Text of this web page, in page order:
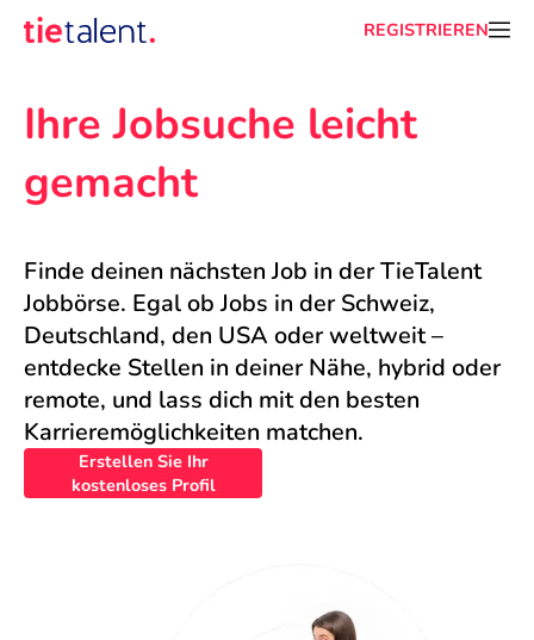
REGISTRIEREN
Ihre Jobsuche leicht
gemacht
Finde deinen nächsten Job in der TieTalent
Jobbörse. Egal ob Jobs in der Schweiz,
Deutschland, den USA oder weltweit –
entdecke Stellen in deiner Nähe, hybrid oder
remote, und lass dich mit den besten
Karrieremöglichkeiten matchen.
Erstellen Sie Ihr
kostenloses Profil